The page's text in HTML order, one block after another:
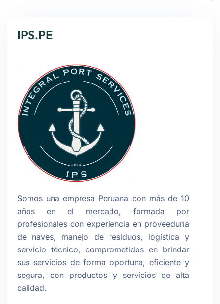
IPS.PE
Somos una empresa Peruana con más de 10
años en el mercado, formada por
profesionales con experiencia en proveeduría
de naves, manejo de residuos, logística y
servicio técnico, comprometidos en brindar
sus servicios de forma oportuna, eficiente y
segura, con productos y servicios de alta
calidad.